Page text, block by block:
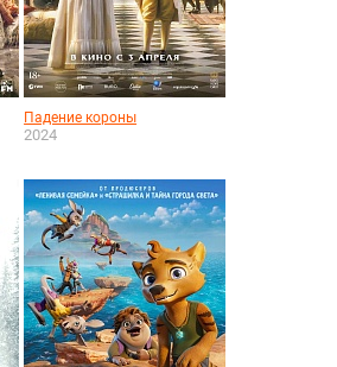
Падение короны
2024